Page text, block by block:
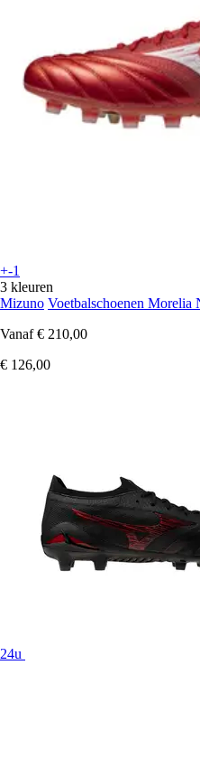
+-1
3 kleuren
Mizuno Voetbalschoenen Morelia
Vanaf € 210,00
€ 126,00
24u